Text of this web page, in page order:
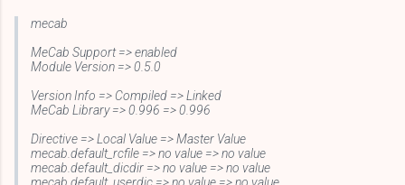
mecab
MeCab Support => enabled
Module Version => 0.5.0
Version Info => Compiled => Linked
MeCab Library => 0.996 => 0.996
Directive => Local Value => Master Value
mecab.default_rcfile => no value => no value
mecab.default_dicdir => no value => no value